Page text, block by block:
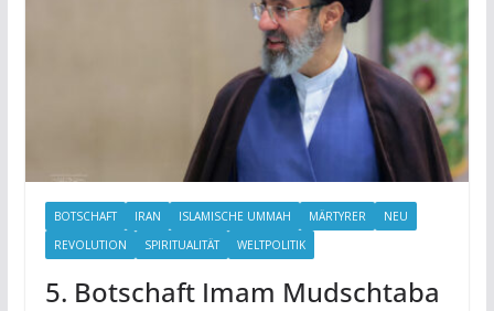
BOTSCHAFT IRAN ISLAMISCHE UMMAH MÄRTYRER
NEU
REVOLUTION
SPIRITUALITÄT WELTPOLITIK
5. Botschaft Imam Mudschtaba